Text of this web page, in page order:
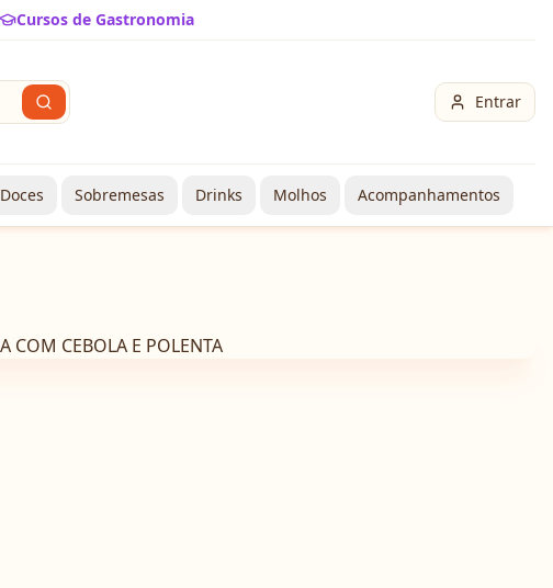
Cursos de Gastronomia
Entrar
Doces Sobremesas Drinks Molhos Acompanhamentos